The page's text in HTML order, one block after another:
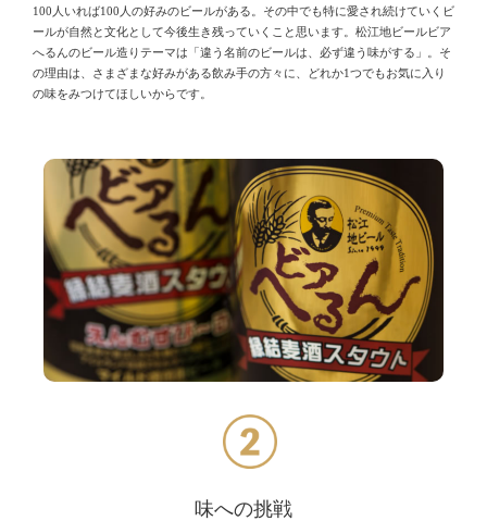
100人いれば100人の好みのビールがある。その中でも特に愛され続けていくビ
ールが自然と文化として今後生き残っていくこと思います。松江地ビールビア
へるんのビール造りテーマは「違う名前のビールは、必ず違う味がする」。そ
の理由は、さまざまな好みがある飲み手の方々に、どれか1つでもお気に入り
の味をみつけてほしいからです。
味への挑戦